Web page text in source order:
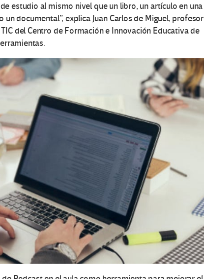
estudio al mismo nivel que un libro, un artículo en una
un documental”, explica Juan Carlos de Miguel, profesor
del Centro de Formación e Innovación Educativa de